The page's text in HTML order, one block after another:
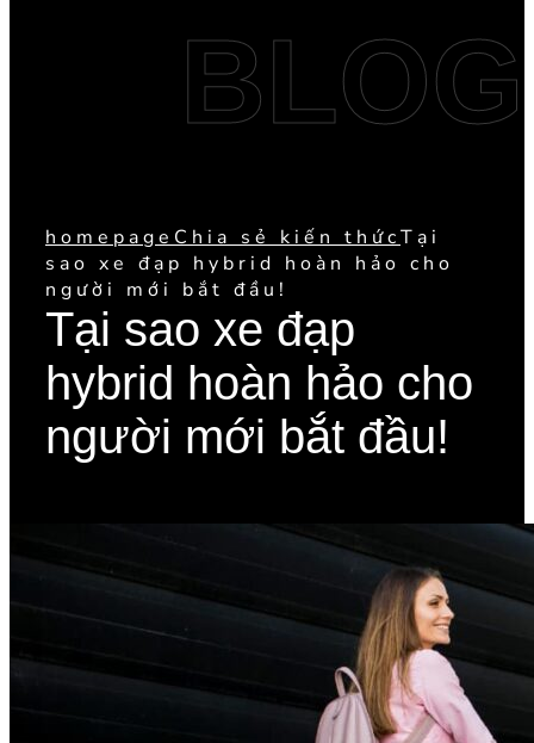
BLOG
homepage Chia sẻ kiến thứcTại
sao xe đạp hybrid hoàn hảo cho
người mới bắt đầu!
Tại sao xe đạp
hybrid hoàn hảo cho
người mới bắt đầu!